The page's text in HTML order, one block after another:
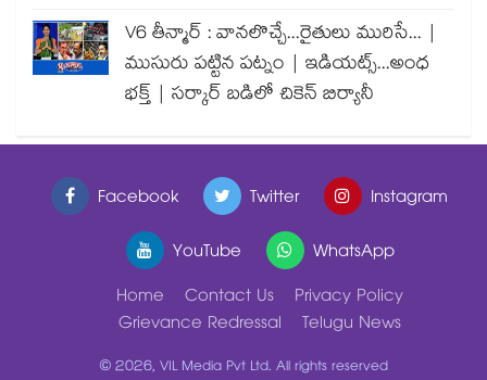
V6 తీన్మార్ : వానలొచ్చే...రైతులు మురిసే... |
ముసురు పట్టిన పట్నం | ఇడియట్స్...అంధ
భక్త్ | సర్కార్ బడిలో చికెన్ బిర్యానీ
Facebook Twitter
Instagram
YouTube
WhatsApp
Home
Contact Us
Privacy Policy
Grievance Redressal
Telugu News
© 2026, VIL Media Pvt Ltd. All rights reserved